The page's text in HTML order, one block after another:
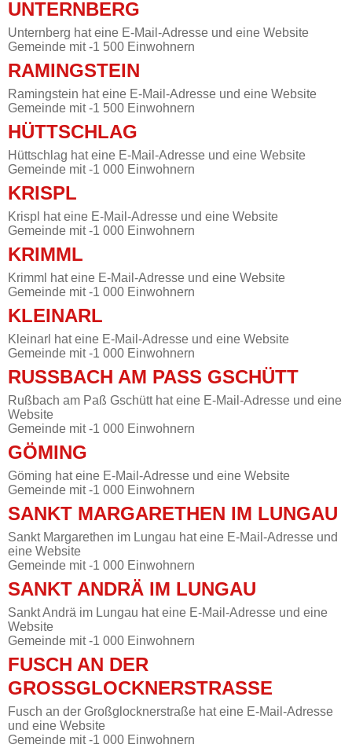
UNTERNBERG
Unternberg hat eine E-Mail-Adresse und eine Website
Gemeinde mit -1 500 Einwohnern
RAMINGSTEIN
Ramingstein hat eine E-Mail-Adresse und eine Website
Gemeinde mit -1 500 Einwohnern
HÜTTSCHLAG
Hüttschlag hat eine E-Mail-Adresse und eine Website
Gemeinde mit -1 000 Einwohnern
KRISPL
Krispl hat eine E-Mail-Adresse und eine Website
Gemeinde mit -1 000 Einwohnern
KRIMML
Krimml hat eine E-Mail-Adresse und eine Website
Gemeinde mit -1 000 Einwohnern
KLEINARL
Kleinarl hat eine E-Mail-Adresse und eine Website
Gemeinde mit -1 000 Einwohnern
RUSSBACH AM PASS GSCHÜTT
Rußbach am Paß Gschütt hat eine E-Mail-Adresse und eine
Website
Gemeinde mit -1 000 Einwohnern
GÖMING
Göming hat eine E-Mail-Adresse und eine Website
Gemeinde mit -1 000 Einwohnern
SANKT MARGARETHEN IM LUNGAU
Sankt Margarethen im Lungau hat eine E-Mail-Adresse und
eine Website
Gemeinde mit -1 000 Einwohnern
SANKT ANDRÄ IM LUNGAU
Sankt Andrä im Lungau hat eine E-Mail-Adresse und eine
Website
Gemeinde mit -1 000 Einwohnern
FUSCH AN DER
GROSSGLOCKNERSTRASSE
Fusch an der Großglocknerstraße hat eine E-Mail-Adresse
und eine Website
Gemeinde mit -1 000 Einwohnern